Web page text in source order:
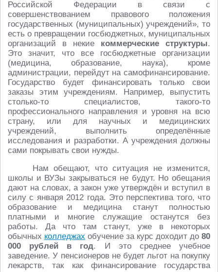
Российской Федерации в связи с
совершенствованием правового положения
государственных (муниципальных) учреждений», то
есть о превращении госбюджетных, муниципальных
организаций в некие коммерческие структуры.
Это значит, что все госбюджетные организации
(медицина, образование, наука), кроме
администрации, перейдут на самофинансирование.
Государство будет финансировать только свои
заказы этим учреждениям. Например, выпустить
столько-то специалистов, такого-то
профессионального направления и уровня на всю
страну, или для научных и медицинских
учреждений, выполнить определённые
исследования и разработки. А учреждения должны
сами покрывать свои нужды.
Нам обещают, что ситуация не изменится,
школы и ВУЗы закрываться не будут. Но обещания
дают на словах, а закон уже утверждён и вступил в
силу с января 2012 года. Это перспектива того, что
образование и медицина станут полностью
платными и многие служащие останутся без
работы. Да что там станут, уже в некоторых
обычных колледжах обучение за курс доходит до 80
000 рублей в год. И это среднее учебное
заведение. У пенсионеров не будет льгот на покупку
лекарств, так как финансирование государства